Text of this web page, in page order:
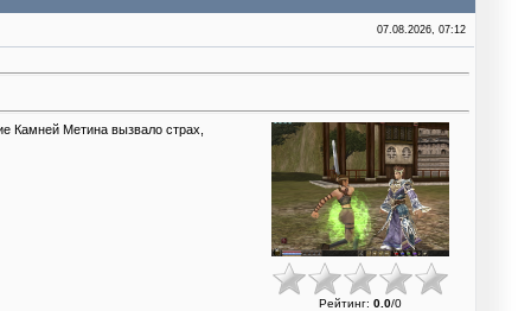
07.08.2026, 07:12
Камней Метина вызвало страх,
Рейтинг: 0.0/0